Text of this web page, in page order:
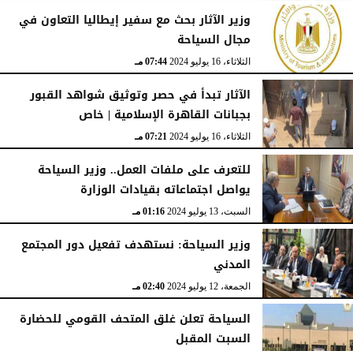
وزير الآثار بحث مع سفير إيطاليا التعاون في
مجال السياحة
الثلاثاء، 16 يوليو 2024 07:44 مـ
الآثار تبدأ في حصر وتوثيق شواهد القبور
بجبانات القاهرة الإسلامية | خاص
الثلاثاء، 16 يوليو 2024 07:21 مـ
للتعرف على ملفات العمل.. وزير السياحة
يواصل اجتماعاته بقيادات الوزارة
السبت، 13 يوليو 2024 01:16 مـ
وزير السياحة: نستهدف تفعيل دور المجتمع
المدني
الجمعة، 12 يوليو 2024 02:40 مـ
السياحة تعلن غلق المتحف القومي للحضارة
السبت المقبل